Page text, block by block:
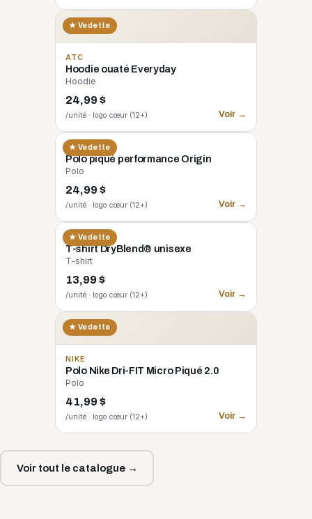
★ Vedette
ATC
Hoodie ouaté Everyday
Hoodie
24,99 $
/unité · logo cœur (12+) Voir →
★ Vedette
CORE 365
Polo piqué performance Origin
Polo
24,99 $
/unité · logo cœur (12+) Voir →
★ Vedette
GILDAN
T-shirt DryBlend® unisexe
T-shirt
13,99 $
/unité · logo cœur (12+) Voir →
★ Vedette
NIKE
Polo Nike Dri-FIT Micro Piqué 2.0
Polo
41,99 $
/unité · logo cœur (12+) Voir →
Voir tout le catalogue →